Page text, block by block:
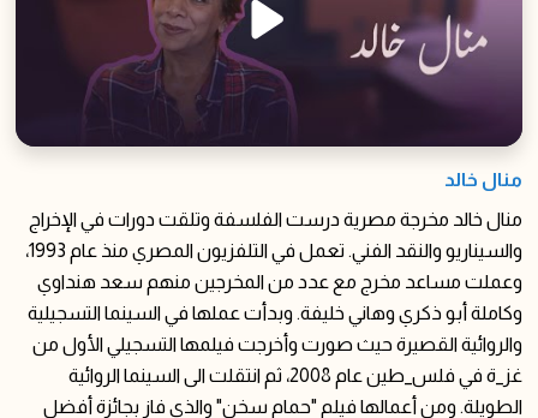
منال خالد
منال خالد مخرجة مصرية درست الفلسفة وتلقت دورات في الإخراج
والسيناريو والنقد الفني. تعمل في التلفزيون المصري منذ عام 1993،
وعملت مساعد مخرج مع عدد من المخرجين منهم سعد هنداوي
وكاملة أبو ذكري وهاني خليفة. وبدأت عملها في السينما التسجيلية
والروائية القصيرة حيث صورت وأخرجت فيلمها التسجيلي الأول من
غز_ة في فلس_طين عام 2008، ثم انتقلت الى السينما الروائية
الطويلة. ومن أعمالها فيلم "حمام سخن" والذي فاز بجائزة أفضل